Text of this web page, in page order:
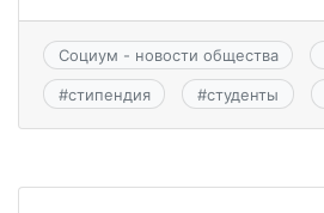
Социум - новости общества
#стипендия #студенты